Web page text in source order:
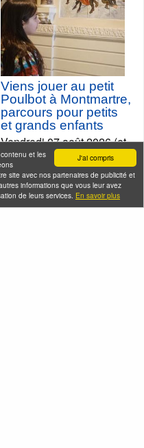
J'ai compris
et les
site avec nos partenaires de publicité et
informations que vous leur avez
de leurs services. En savoir plus
Viens jouer au petit
Poulbot à Montmartre,
parcours pour petits
et grands enfants
Vendredi 07 août 2026 (et
2 autres dates)